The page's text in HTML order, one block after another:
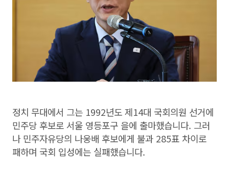
정치 무대에서 그는 1992년도 제14대 국회의원 선거에
민주당 후보로 서울 영등포구 을에 출마했습니다. 그러
나 민주자유당의 나웅배 후보에게 불과 285표 차이로
패하며 국회 입성에는 실패했습니다.